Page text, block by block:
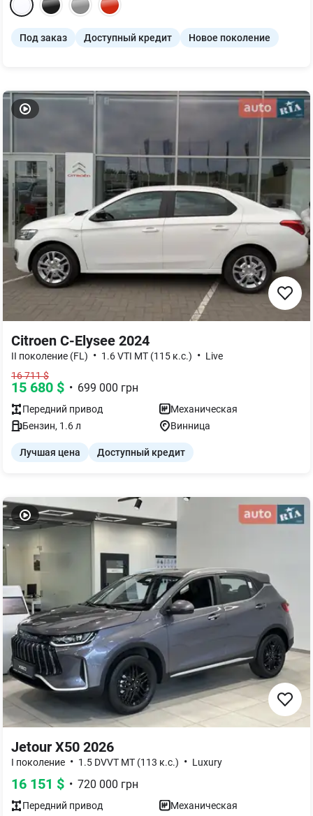
Под заказ Доступный кредит Новое поколение
Citroen C-Elysee 2024
II поколение (FL) • 1.6 VTI MT (115 к.с.) • Live
16 711$
15 680 $ • 699 000 грн
Передний привод
Механическая
Бензин, 1.6л Винница
Лучшая цена Доступный кредит
Jetour X50 2026
I поколение • 1.5 DVVT MT (113 к.с.) • Luxury
16 151 $ • 720 000 грн
Передний привод Механическая